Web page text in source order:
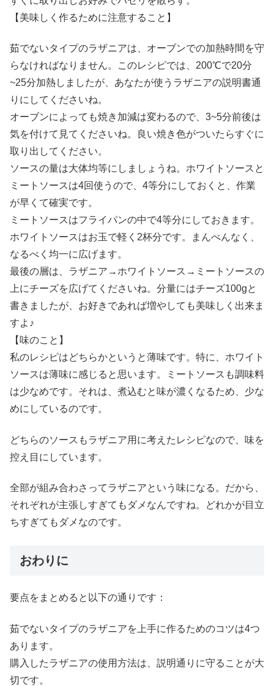
【美味しく作るために注意すること】
茹でないタイプのラザニアは、オーブンでの加熱時間を守
らなければなりません。このレシピでは、200℃で20分
~25分加熱しましたが、あなたが使うラザニアの説明書通
りにしてくださいね。
オーブンによっても焼き加減は変わるので、3~5分前後は
気を付けて見てくださいね。良い焼き色がついたらすぐに
取り出してください。
ソースの量は大体均等にしましょうね。ホワイトソースと
ミートソースは4回使うので、4等分にしておくと、作業
が早くて確実です。
ミートソースはフライパンの中で4等分にしておきます。
ホワイトソースはお玉で軽く2杯分です。まんべんなく、
なるべく均一に広げます。
最後の層は、ラザニア→ホワイトソース→ミートソースの
上にチーズを広げてくださいね。分量にはチーズ100gと
書きましたが、お好きであれば増やしても美味しく出来ま
すよ♪
【味のこと】
私のレシピはどちらかというと薄味です。特に、ホワイト
ソースは薄味に感じると思います。ミートソースも調味料
は少なめです。それは、煮込むと味が濃くなるため、少な
めにしているのです。
どちらのソースもラザニア用に考えたレシピなので、味を
控え目にしています。
全部が組み合わさってラザニアという味になる。だから、
それぞれが主張しすぎてもダメなんですね。どれかが目立
ちすぎてもダメなのです。
おわりに
要点をまとめると以下の通りです：
茹でないタイプのラザニアを上手に作るためのコツは4つ
あります。
購入したラザニアの使用方法は、説明通りに守ることが大
切です。